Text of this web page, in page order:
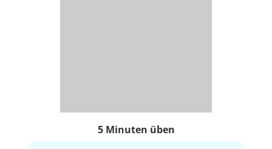
5 Minuten üben